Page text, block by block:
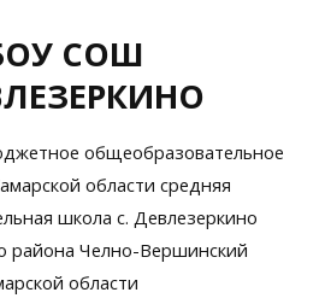
СОШ
общеобразовательное
области средняя
школа с. Девлезеркино
района Челно-Вершинский
области